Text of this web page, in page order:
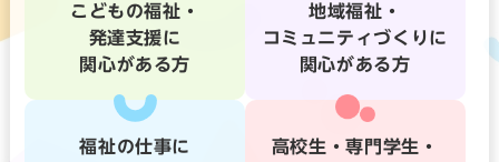
こどもの福祉・
発達支援に
関心がある方
地域福祉・
コミュニティづくりに
関心がある方
福祉の仕事に
高校生・専門学生・